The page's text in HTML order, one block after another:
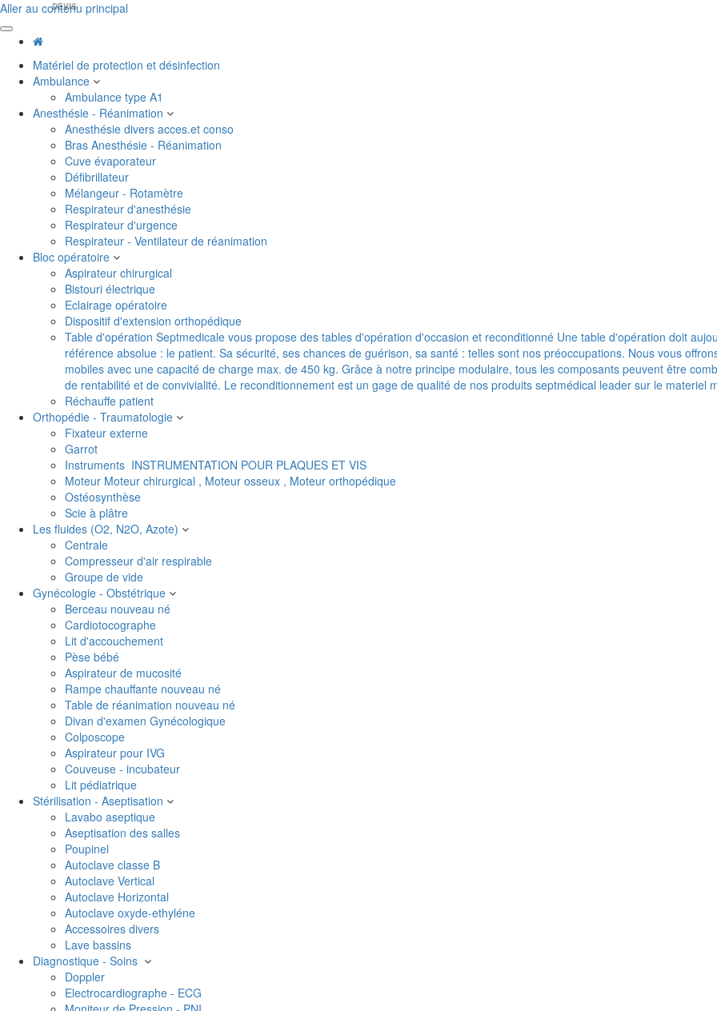
Aller au contenu principal
Matériel de protection et désinfection
Ambulance
Ambulance type A1
Anesthésie - Réanimation
Anesthésie divers acces.et conso
Bras Anesthésie - Réanimation
Cuve évaporateur
Défibrillateur
Mélangeur - Rotamètre
Respirateur d'anesthésie
Respirateur d'urgence
Respirateur - Ventilateur de réanimation
Bloc opératoire
Aspirateur chirurgical
Bistouri électrique
Eclairage opératoire
Dispositif d'extension orthopédique
Table d'opération Septmedicale vous propose des tables d'opération d'occasion et reconditionné Une table d'opération doit
référence absolue : le patient. Sa sécurité, ses chances de guérison, sa santé : telles sont nos préoccupations. Nous vous
mobiles avec une capacité de charge max. de 450 kg. Grâce à notre principe modulaire, tous les composants peuvent être
de rentabilité et de convivialité. Le reconditionnement est un gage de qualité de nos produits septmédical leader sur le materiel
Réchauffe patient
Orthopédie - Traumatologie
Fixateur externe
Garrot
Instruments INSTRUMENTATION POUR PLAQUES ET VIS
Moteur Moteur chirurgical , Moteur osseux , Moteur orthopédique
Ostéosynthèse
Scie à plâtre
Les fluides (O2, N2O, Azote)
Centrale
Compresseur d'air respirable
Groupe de vide
Gynécologie - Obstétrique
Berceau nouveau né
Cardiotocographe
Lit d'accouchement
Pèse bébé
Aspirateur de mucosité
Rampe chauffante nouveau né
Table de réanimation nouveau né
Divan d'examen Gynécologique
Colposcope
Aspirateur pour IVG
Couveuse - incubateur
Lit pédiatrique
Stérilisation - Aseptisation
Lavabo aseptique
Aseptisation des salles
Poupinel
Autoclave classe B
Autoclave Vertical
Autoclave Horizontal
Autoclave oxyde-ethyléne
Accessoires divers
Lave bassins
Diagnostique - Soins
Doppler
Electrocardiographe - ECG
DEVIS